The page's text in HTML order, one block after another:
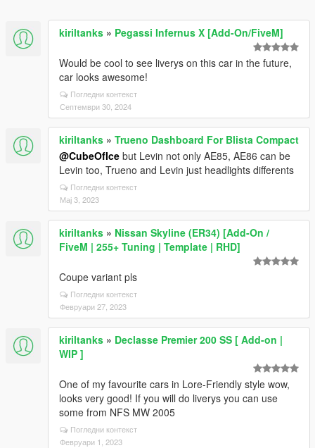
kiriltanks » Pegassi Infernus X [Add-On/FiveM]
Would be cool to see liverys on this car in the future,
car looks awesome!
Погледни контекст
Септември 30, 2024
kiriltanks » Trueno Dashboard For Blista Compact
@CubeOfIce but Levin not only AE85, AE86 can be
Levin too, Trueno and Levin just headlights differents
Погледни контекст
Мај 3, 2023
kiriltanks » Nissan Skyline (ER34) [Add-On /
FiveM | 255+ Tuning | Template | RHD]
Coupe variant pls
Погледни контекст
Февруари 27, 2023
kiriltanks » Declasse Premier 200 SS [ Add-on |
WIP ]
One of my favourite cars in Lore-Friendly style wow,
looks very good! If you will do liverys you can use
some from NFS MW 2005
Погледни контекст
Февруари 1, 2023